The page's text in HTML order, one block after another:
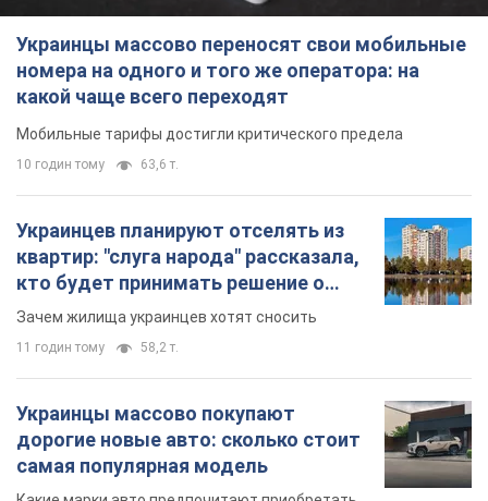
Украинцы массово переносят свои мобильные
номера на одного и того же оператора: на
какой чаще всего переходят
Мобильные тарифы достигли критического предела
10 годин тому 63,6 т.
Украинцев планируют отселять из
квартир: "слуга народа" рассказала,
кто будет принимать решение о
сносе домов
Зачем жилища украинцев хотят сносить
11 годин тому 58,2 т.
Украинцы массово покупают
дорогие новые авто: сколько стоит
самая популярная модель